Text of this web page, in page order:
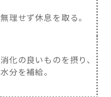
無理せず休息を取る。
消化の良いものを摂り、
水分を補給。